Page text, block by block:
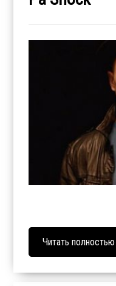
Читать полностью